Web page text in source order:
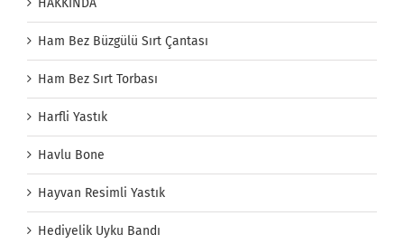
HAKKINDA
Ham Bez Büzgülü Sırt Çantası
Ham Bez Sırt Torbası
Harfli Yastık
Havlu Bone
Hayvan Resimli Yastık
Hediyelik Uyku Bandı